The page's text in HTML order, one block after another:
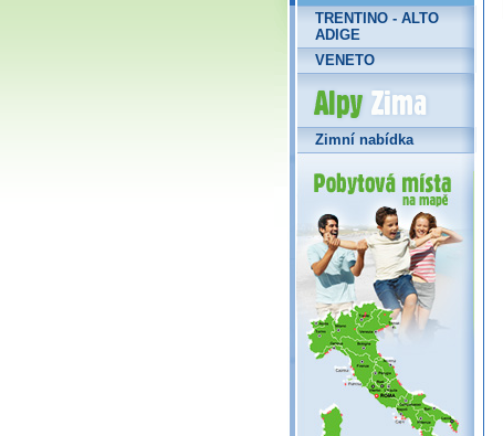
TRENTINO - ALTO
ADIGE
VENETO
Alpy Zima
Zimní nabídka